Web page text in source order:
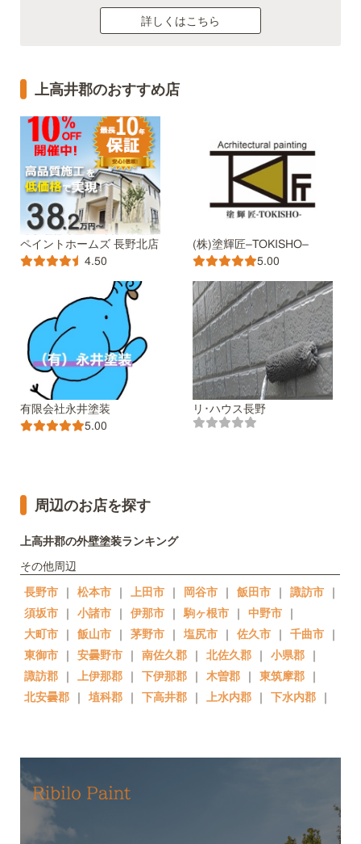
詳しくはこちら
上高井郡のおすすめ店
ペイントホームズ 長野北店
4.50
(株)塗輝匠–TOKISHO–
5.00
有限会社永井塗装
5.00
リ･ハウス長野
周辺のお店を探す
上高井郡の外壁塗装ランキング
その他周辺
長野市 ｜ 松本市 ｜ 上田市 ｜ 岡谷市 ｜ 飯田市 ｜ 諏訪市 ｜
須坂市 ｜ 小諸市 ｜ 伊那市 ｜ 駒ヶ根市 ｜ 中野市 ｜
大町市 ｜ 飯山市 ｜ 茅野市 ｜ 塩尻市 ｜ 佐久市 ｜ 千曲市 ｜
東御市 ｜ 安曇野市 ｜ 南佐久郡 ｜ 北佐久郡 ｜ 小県郡 ｜
諏訪郡 ｜ 上伊那郡 ｜ 下伊那郡 ｜ 木曽郡 ｜ 東筑摩郡 ｜
北安曇郡 ｜ 埴科郡 ｜ 下高井郡 ｜ 上水内郡 ｜ 下水内郡 ｜